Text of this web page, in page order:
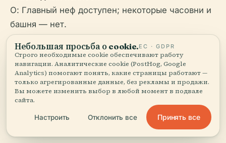
О: Главный неф доступен; некоторые часовни и
башня — нет.
В: Доступны ли экскурсии?
О: Да, доступны экскурсии с гидом и аудиогиды
на нескольких языках.
В: Могу ли я фотографировать внутри?
О: Да, но без вспышки и штативов, и не во
Небольшая просьба о cookie.ЕС · GDPR
Строго необходимые cookie обеспечивают работу
навигации. Аналитические cookie (PostHog, Google
Analytics) помогают понять, какие страницы работают —
только агрегированные данные, без рекламы и продажи.
Вы можете изменить выбор в любой момент в подвале
сайта.
Настроить Отклонить все Принять все